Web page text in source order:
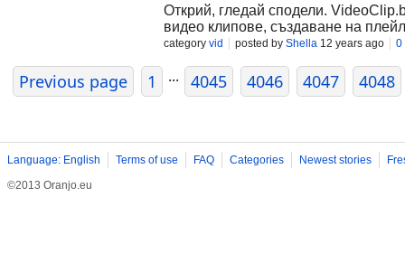
Открий, гледай сподели.
видео клипове, създаване на
category vid posted by Shella 12 years ago 0
Previous page 1 ... 4045 4046 4047 4048
Language: English Terms of use FAQ Categories Newest stories
©2013 Oranjo.eu